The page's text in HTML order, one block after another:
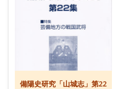
備陽史研究「山城志」第22